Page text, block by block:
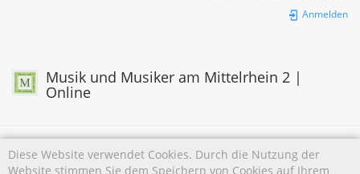
Diese Website verwendet Cookies. Durch die Nutzung der
Website stimmen Sie dem Speichern von Cookies auf Ihrem
Anmelden
Musik und Musiker am Mittelrhein 2 |
Online